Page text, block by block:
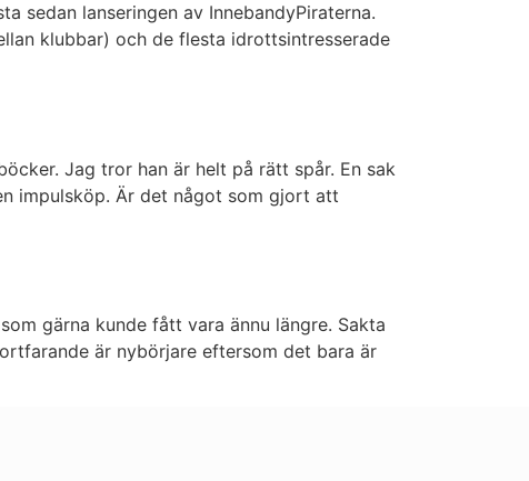
sedan lanseringen av InnebandyPiraterna.
klubbar) och de flesta idrottsintresserade
Jag tror han är helt på rätt spår. En sak
impulsköp. Är det något som gjort att
gärna kunde fått vara ännu längre. Sakta
är nybörjare eftersom det bara är